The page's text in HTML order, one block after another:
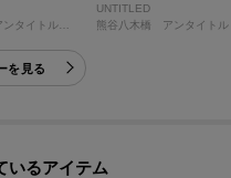
UNTITLED
熊谷八木橋 アンタイトル
を見る
いるアイテム